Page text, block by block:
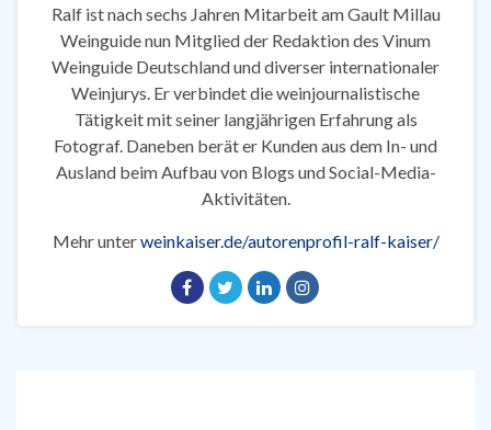
Ralf ist nach sechs Jahren Mitarbeit am Gault Millau
Weinguide nun Mitglied der Redaktion des Vinum
Weinguide Deutschland und diverser internationaler
Weinjurys. Er verbindet die weinjournalistische
Tätigkeit mit seiner langjährigen Erfahrung als
Fotograf. Daneben berät er Kunden aus dem In- und
Ausland beim Aufbau von Blogs und Social-Media-
Aktivitäten.
Mehr unterweinkaiser.de/autorenprofil-ralf-kaiser/